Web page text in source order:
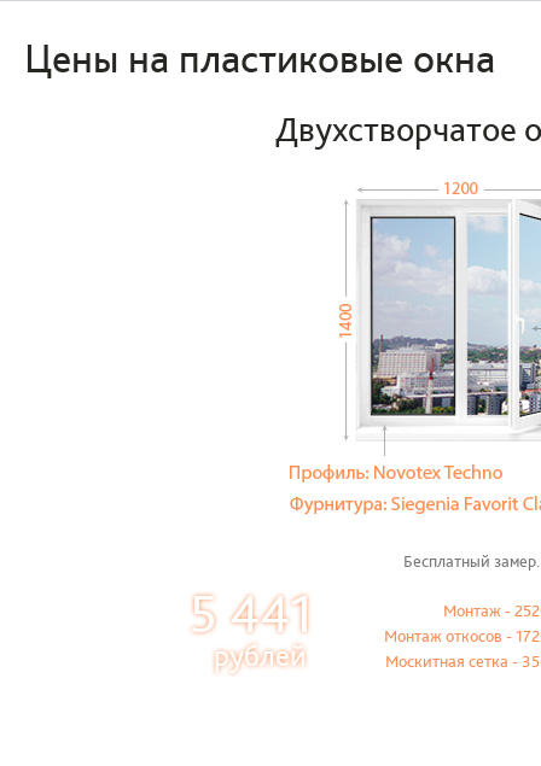
Цены на пластиковые окна
Двухстворчатое
Бесплатный
5 441
рублей
Монтаж -
Монтаж откосов -
Москитная сетка -